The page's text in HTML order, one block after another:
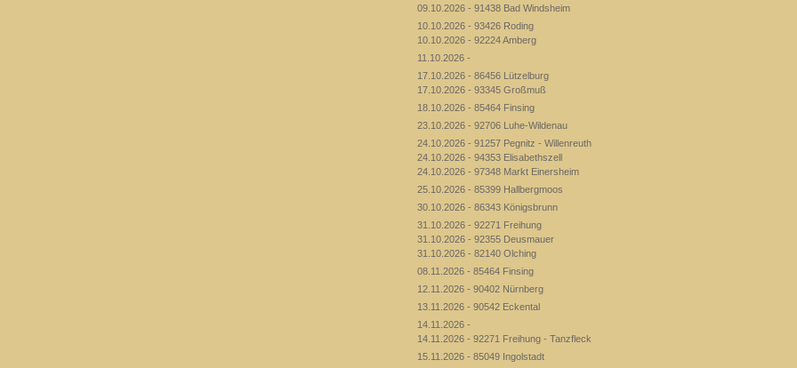
09.10.2026 - 91438 Bad Windsheim
10.10.2026 - 93426 Roding
10.10.2026 - 92224 Amberg
11.10.2026 -
17.10.2026 - 86456 Lützelburg
17.10.2026 - 93345 Großmuß
18.10.2026 - 85464 Finsing
23.10.2026 - 92706 Luhe-Wildenau
24.10.2026 - 91257 Pegnitz - Willenreuth
24.10.2026 - 94353 Elisabethszell
24.10.2026 - 97348 Markt Einersheim
25.10.2026 - 85399 Hallbergmoos
30.10.2026 - 86343 Königsbrunn
31.10.2026 - 92271 Freihung
31.10.2026 - 92355 Deusmauer
31.10.2026 - 82140 Olching
08.11.2026 - 85464 Finsing
12.11.2026 - 90402 Nürnberg
13.11.2026 - 90542 Eckental
14.11.2026 -
14.11.2026 - 92271 Freihung - Tanzfleck
15.11.2026 - 85049 Ingolstadt